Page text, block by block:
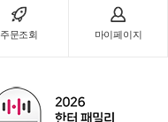
주문조회 마이페이지